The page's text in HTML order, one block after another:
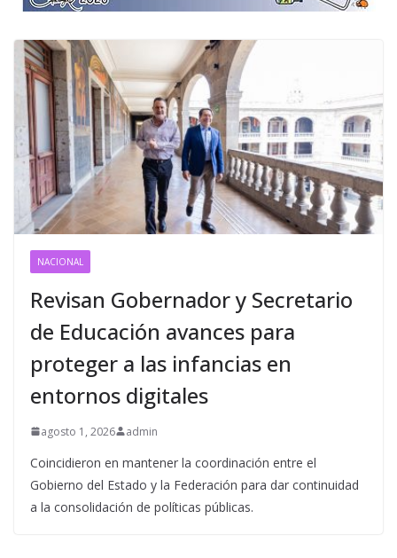
NACIONAL
Revisan Gobernador y Secretario
de Educación avances para
proteger a las infancias en
entornos digitales
agosto 1, 2026 admin
Coincidieron en mantener la coordinación entre el
Gobierno del Estado y la Federación para dar continuidad
a la consolidación de políticas públicas.